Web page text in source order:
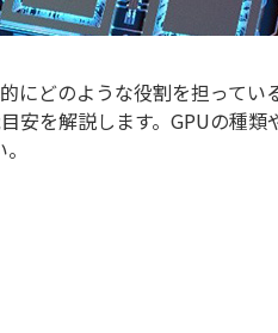
にどのような役割を担って
を解説します。GPUの種